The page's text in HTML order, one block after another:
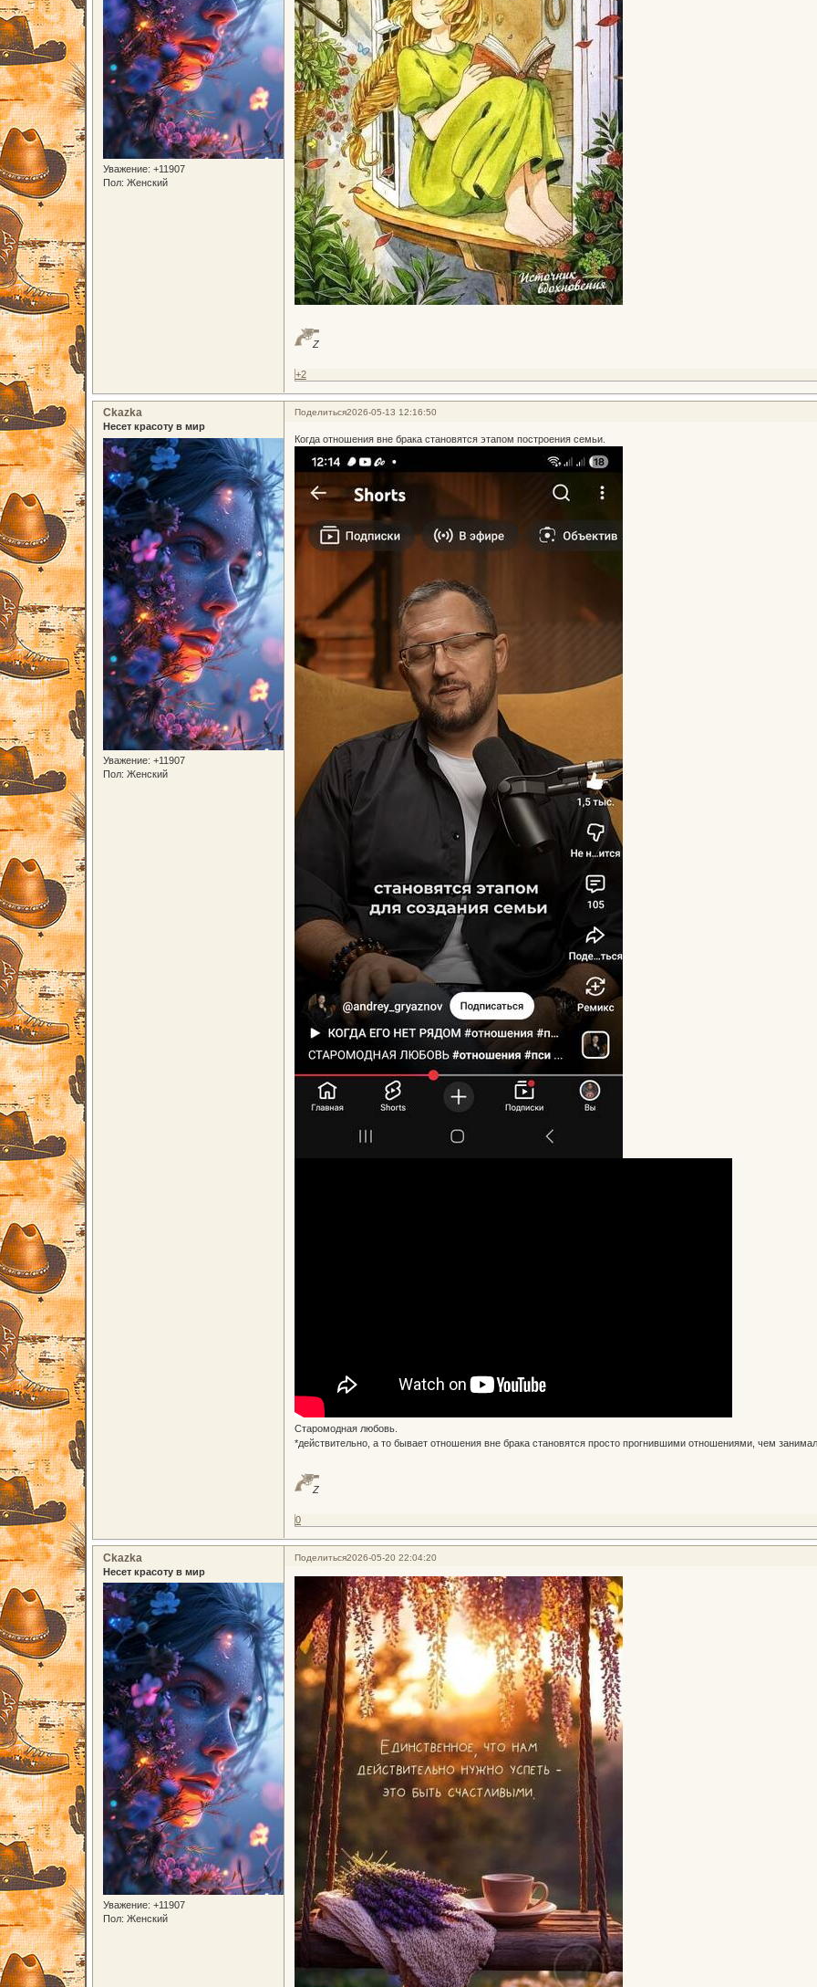
Уважение: +11907
Пол: Женский
Z
+2
Поделиться2026-05-13 12:16:50
Ckazka
Несет красоту в мир
Уважение: +11907
Пол: Женский
Когда отношения вне брака становятся этапом построения семьи.
Старомодная любовь.
*действительно, а то бывает отношения вне брака становятся просто прогнившими отношениями, чем
Z
0
Поделиться2026-05-20 22:04:20
Ckazka
Несет красоту в мир
Уважение: +11907
Пол: Женский